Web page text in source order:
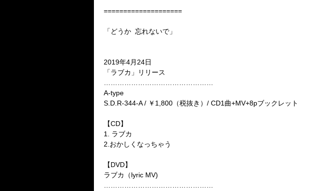
====================
「どうか 忘れないで」
2019年4月24日
「ラブカ」リリース
A-type
S.D.R-344-A / ￥1,800（税抜き）/ CD1曲+MV+8pブックレット
【CD】
1. ラブカ
2.おかしくなっちゃう
【DVD】
ラブカ（lyric MV)